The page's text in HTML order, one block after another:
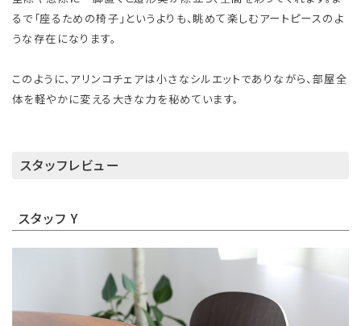
るで「座るための椅子」というよりも、眺めて楽しむアートピースのよ
うな存在になります。
このように、アリンコチェアは小さなシルエットでありながら、部屋全
体を軽やかに変える大きな力を秘めています。
スタッフレビュー
スタッフ Y